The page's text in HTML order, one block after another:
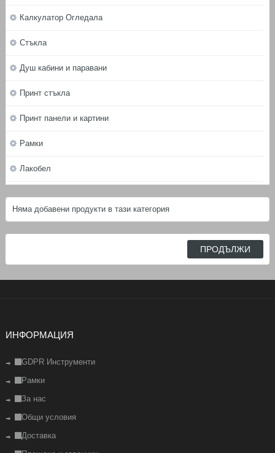
Калкулатор Огледала
Стъкла
Душ кабини и паравани
Принт стъкла
Принт панели и картини
Рамки
Лакобел
Няма добавени продукти в тази категория
ПРОДЪЛЖИ
ИНФОРМАЦИЯ
GDPR Инструменти
Рамки
За нас
Общи условия
Доставка